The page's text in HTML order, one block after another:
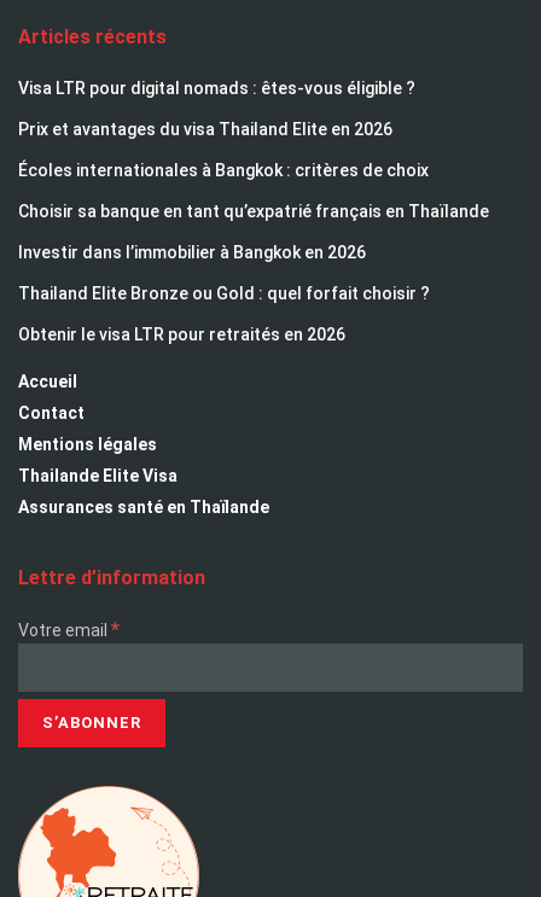
Articles récents
Visa LTR pour digital nomads : êtes-vous éligible ?
Prix et avantages du visa Thailand Elite en 2026
Écoles internationales à Bangkok : critères de choix
Choisir sa banque en tant qu’expatrié français en Thaïlande
Investir dans l’immobilier à Bangkok en 2026
Thailand Elite Bronze ou Gold : quel forfait choisir ?
Obtenir le visa LTR pour retraités en 2026
Accueil
Contact
Mentions légales
Thailande Elite Visa
Assurances santé en Thaïlande
Lettre d’information
Votre email *